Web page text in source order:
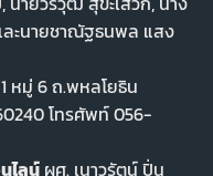
ะนายชาณัฐธนพล แสง
หมู่ 6 ถ.พหลโยธิน
โทรศัพท์ 056-
ไลน์ ผศ. เนาวรัตน์ ปิ่น